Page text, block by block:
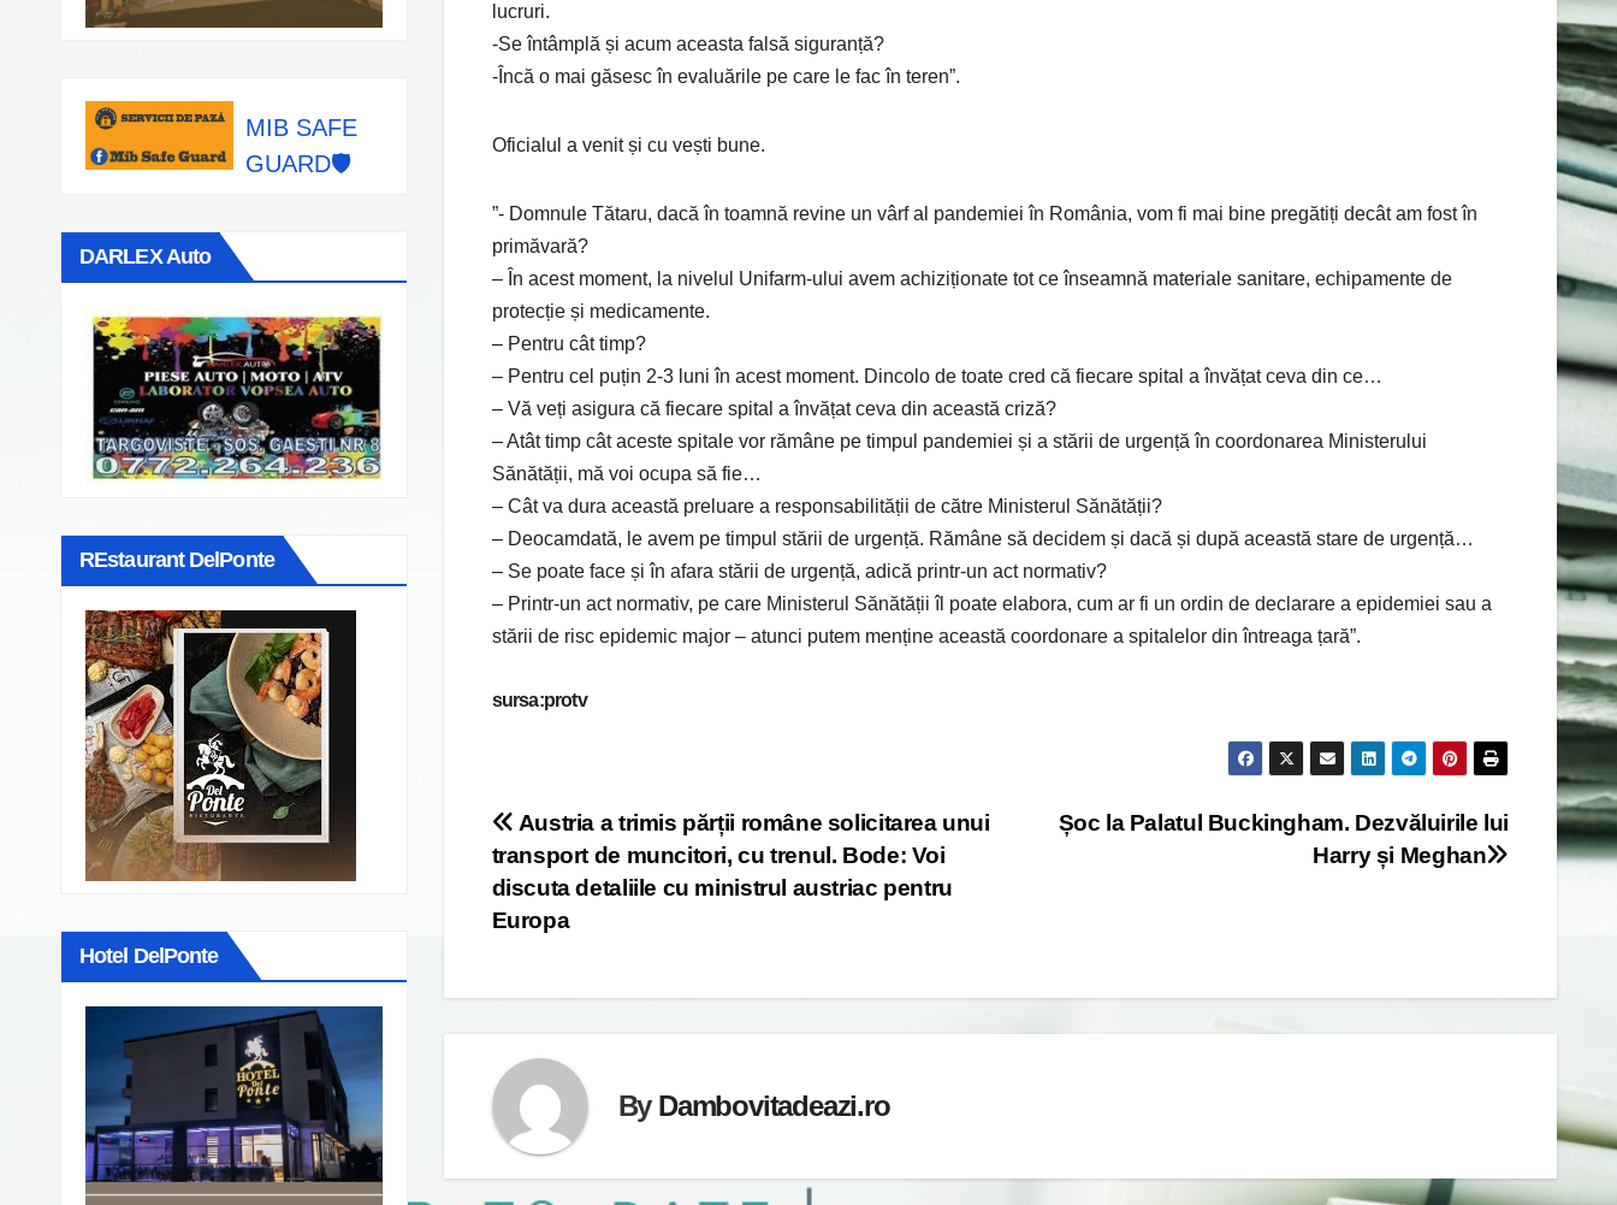
MIB SAFE
GUARD🛡️
DARLEX Auto
REstaurant DelPonte
Hotel DelPonte
lucruri.
-Se întâmplă și acum aceasta falsă siguranță?
-Încă o mai găsesc în evaluările pe care le fac în teren”.
Oficialul a venit și cu vești bune.
”- Domnule Tătaru, dacă în toamnă revine un vârf al pandemiei în România, vom fi mai bine pregătiți decât am fost în
primăvară?
– În acest moment, la nivelul Unifarm-ului avem achiziționate tot ce înseamnă materiale sanitare, echipamente de
protecție și medicamente.
– Pentru cât timp?
– Pentru cel puțin 2-3 luni în acest moment. Dincolo de toate cred că fiecare spital a învățat ceva din ce…
– Vă veți asigura că fiecare spital a învățat ceva din această criză?
– Atât timp cât aceste spitale vor rămâne pe timpul pandemiei și a stării de urgență în coordonarea Ministerului
Sănătății, mă voi ocupa să fie…
– Cât va dura această preluare a responsabilității de către Ministerul Sănătății?
– Deocamdată, le avem pe timpul stării de urgență. Rămâne să decidem și dacă și după această stare de urgență…
– Se poate face și în afara stării de urgență, adică printr-un act normativ?
– Printr-un act normativ, pe care Ministerul Sănătății îl poate elabora, cum ar fi un ordin de declarare a epidemiei sau a
stării de risc epidemic major – atunci putem menține această coordonare a spitalelor din întreaga țară”.
sursa:protv
Post
navigation
Șoc la Palatul Buckingham. Dezvăluirile lui
Harry și Meghan
Austria a trimis părții române solicitarea unui
transport de muncitori, cu trenul. Bode: Voi
discuta detaliile cu ministrul austriac pentru
Europa
By Dambovitadeazi.ro